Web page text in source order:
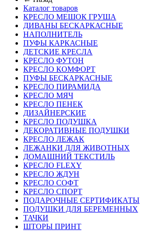
Каталог товаров
КРЕСЛО МЕШОК ГРУША
ДИВАНЫ БЕСКАРКАСНЫЕ
НАПОЛНИТЕЛЬ
ПУФЫ КАРКАСНЫЕ
ДЕТСКИЕ КРЕСЛА
КРЕСЛО ФУТОН
КРЕСЛО КОМФОРТ
ПУФЫ БЕСКАРКАСНЫЕ
КРЕСЛО ПИРАМИДА
КРЕСЛО МЯЧ
КРЕСЛО ПЕНЕК
ДИЗАЙНЕРСКИЕ
КРЕСЛО ПОДУШКА
ДЕКОРАТИВНЫЕ ПОДУШКИ
КРЕСЛО ЛЕЖАК
ЛЕЖАНКИ ДЛЯ ЖИВОТНЫХ
ДОМАШНИЙ ТЕКСТИЛЬ
КРЕСЛО FLEXY
КРЕСЛО ЖДУН
КРЕСЛО СОФТ
КРЕСЛО СПОРТ
ПОДАРОЧНЫЕ СЕРТИФИКАТЫ
ПОДУШКИ ДЛЯ БЕРЕМЕННЫХ
ТАЧКИ
ШТОРЫ ПРИНТ